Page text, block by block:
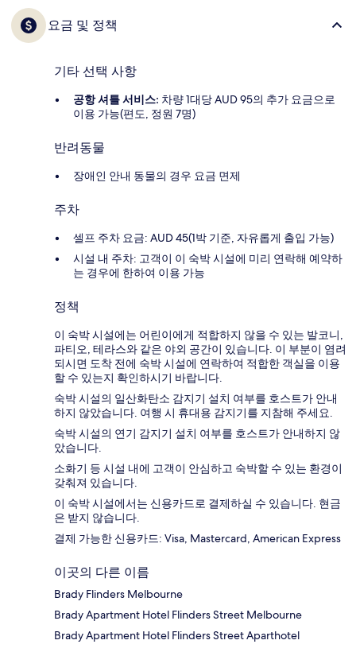
요금 및 정책
기타 선택 사항
공항 셔틀 서비스: 차량 1대당 AUD 95의 추가 요금으로
이용 가능(편도, 정원 7명)
반려동물
장애인 안내 동물의 경우 요금 면제
주차
셀프 주차 요금: AUD 45(1박 기준, 자유롭게 출입 가능)
시설 내 주차: 고객이 이 숙박 시설에 미리 연락해 예약하
는 경우에 한하여 이용 가능
정책
이 숙박 시설에는 어린이에게 적합하지 않을 수 있는 발코니,
파티오, 테라스와 같은 야외 공간이 있습니다. 이 부분이 염려
되시면 도착 전에 숙박 시설에 연락하여 적합한 객실을 이용
할 수 있는지 확인하시기 바랍니다.
숙박 시설의 일산화탄소 감지기 설치 여부를 호스트가 안내
하지 않았습니다. 여행 시 휴대용 감지기를 지참해 주세요.
숙박 시설의 연기 감지기 설치 여부를 호스트가 안내하지 않
았습니다.
소화기 등 시설 내에 고객이 안심하고 숙박할 수 있는 환경이
갖춰져 있습니다.
이 숙박 시설에서는 신용카드로 결제하실 수 있습니다. 현금
은 받지 않습니다.
결제 가능한 신용카드: Visa, Mastercard, American Express
이곳의 다른 이름
Brady Flinders Melbourne
Brady Apartment Hotel Flinders Street Melbourne
Brady Apartment Hotel Flinders Street Aparthotel